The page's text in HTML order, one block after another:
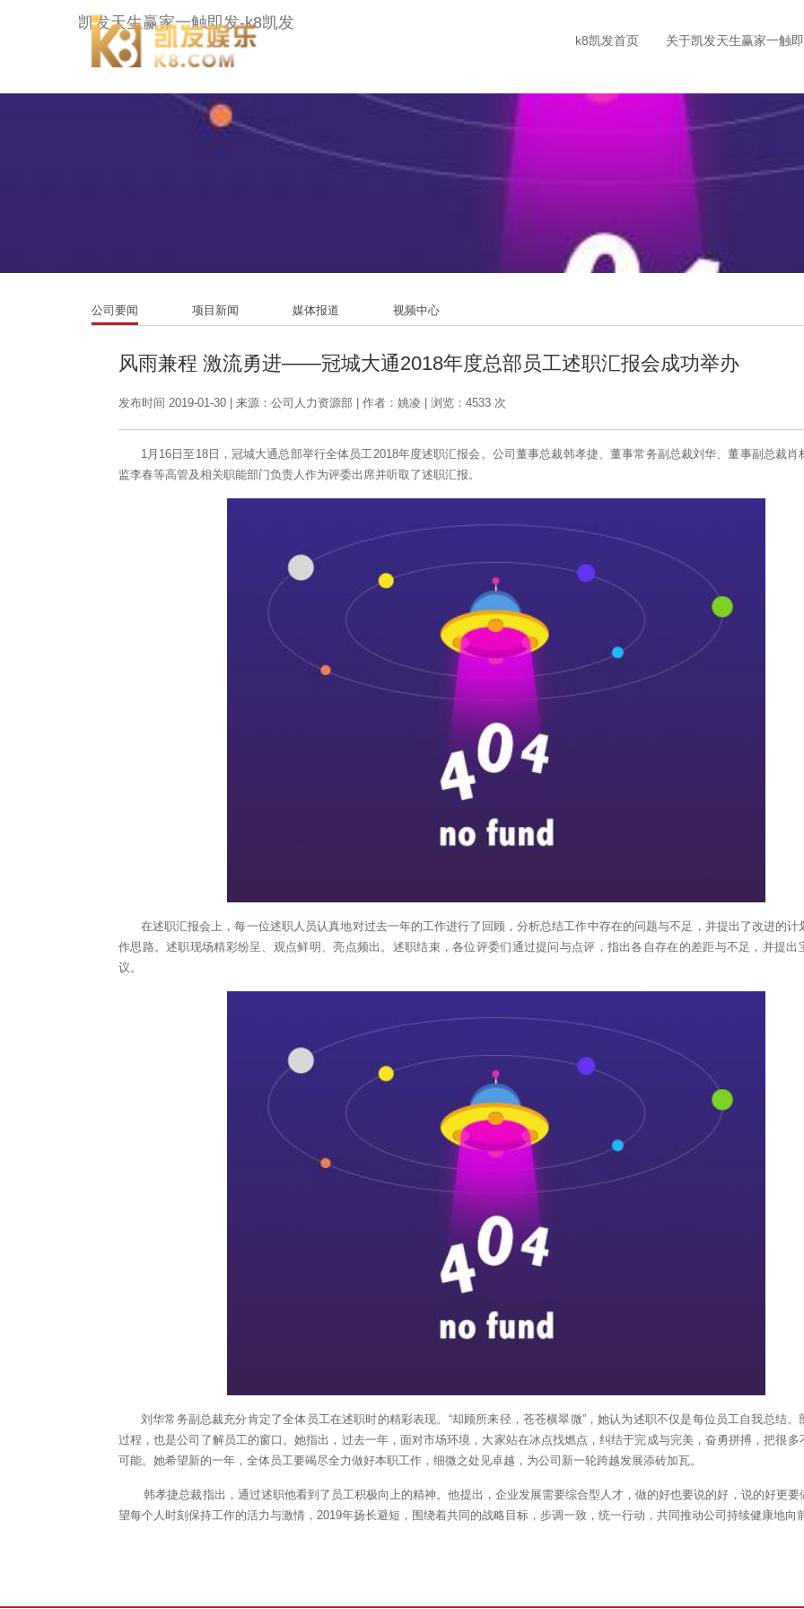
凯发天生赢家一触即发-k8凯发
k8凯发首页 关于凯发天生赢家一触
公司要闻 项目新闻 媒体报道 视频中心
风雨兼程 激流勇进——冠城大通2018年度总部员工述职汇报会成功举办
发布时间 2019-01-30 来源：公司人力资源部 作者：姚凌 浏览：4533 次
1月16日至18日，冠城大通总部举行全体员工2018年度述职汇报会。公司董事总裁韩孝捷、董事常务副总裁刘华、董事副总裁肖
监李春等高管及相关职能部门负责人作为评委出席并听取了述职汇报。
在述职汇报会上，每一位述职人员认真地对过去一年的工作进行了回顾，分析总结工作中存在的问题与不足，并提出了改进的计
作思路。述职现场精彩纷呈、观点鲜明、亮点频出。述职结束，各位评委们通过提问与点评，指出各自存在的差距与不足，并提出
议。
刘华常务副总裁充分肯定了全体员工在述职时的精彩表现。“却顾所来径，苍苍横翠微”，她认为述职不仅是每位员工自我总结、
过程，也是公司了解员工的窗口。她指出，过去一年，面对市场环境，大家站在冰点找燃点，纠结于完成与完美，奋勇拼搏，把很多
可能。她希望新的一年，全体员工要竭尽全力做好本职工作，细微之处见卓越，为公司新一轮跨越发展添砖加瓦。
韩孝捷总裁指出，通过述职他看到了员工积极向上的精神。他提出，企业发展需要综合型人才，做的好也要说的好，说的好更要
望每个人时刻保持工作的活力与激情，2019年扬长避短，围绕着共同的战略目标，步调一致，统一行动，共同推动公司持续健康地向